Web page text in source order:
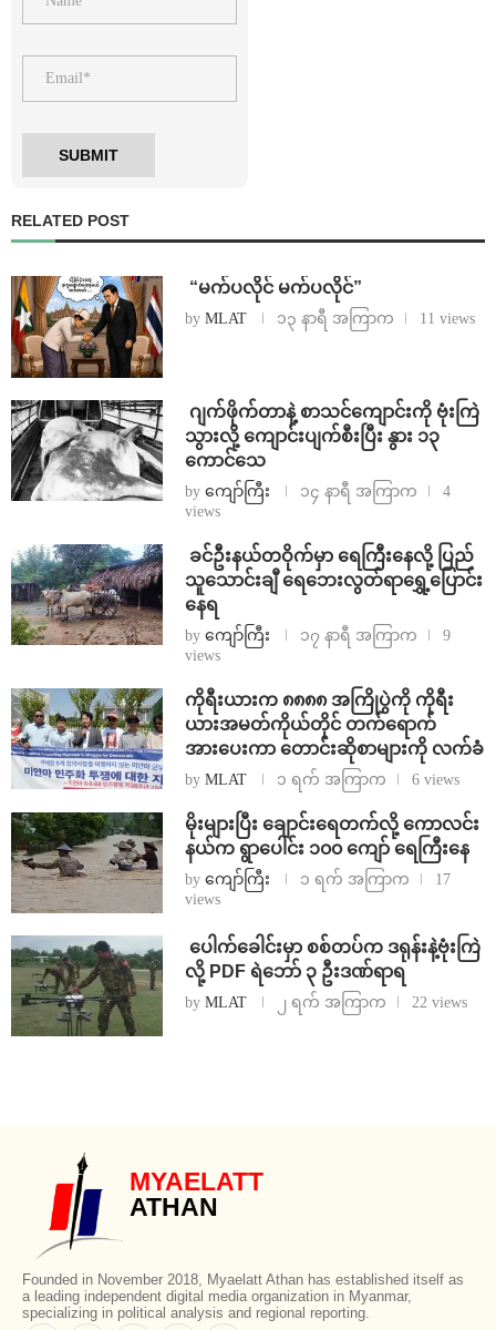
RELATED POST
⁨ ⁨“မက်ပလိုင် မက်ပလိုင်”
by MLAT ၁၃ နာရီ အကြာက 11 views
⁨⁩ ⁨ဂျက်ဖိုက်တာနဲ့ စာသင်ကျောင်းကို ဗုံးကြဲ
သွားလို့ ကျောင်းပျက်စီးပြီး နွား ၁၃
ကောင်သေ
by ကျော်ကြီး ၁၄ နာရီ အကြာက
4
views
⁩ ⁨ခင်ဦးနယ်တဝိုက်မှာ ရေကြီးနေလို့ ပြည်
သူသောင်းချီ ရေဘေးလွတ်ရာရွှေ့ပြောင်း
နေရ
by ကျော်ကြီး ၁၇ နာရီ အကြာက
9
views
ကိုရီးယားက ၈၈၈၈ အကြိုပွဲကို ကိုရီး
ယားအမတ်ကိုယ်တိုင် တက်ရောက်
အားပေးကာ တောင်းဆိုစာများကို လက်ခံ
by MLAT ၁ ရက် အကြာက 6 views
⁨မိုးများပြီး ချောင်းရေတက်လို့ ကောလင်း
နယ်က ရွာပေါင်း ၁၀၀ ကျော် ရေကြီးနေ
by ကျော်ကြီး ၁ ရက် အကြာက
17
views
⁩ ⁨ပေါက်ခေါင်းမှာ စစ်တပ်က ဒရုန်းနဲ့ဗုံးကြဲ
လို့ PDF ရဲဘော် ၃ ဦးဒဏ်ရာရ
by MLAT ၂ ရက် အကြာက 22 views
MYAELATT
ATHAN
Founded in November 2018, Myaelatt Athan has established itself as
a leading independent digital media organization in Myanmar,
specializing in political analysis and regional reporting.